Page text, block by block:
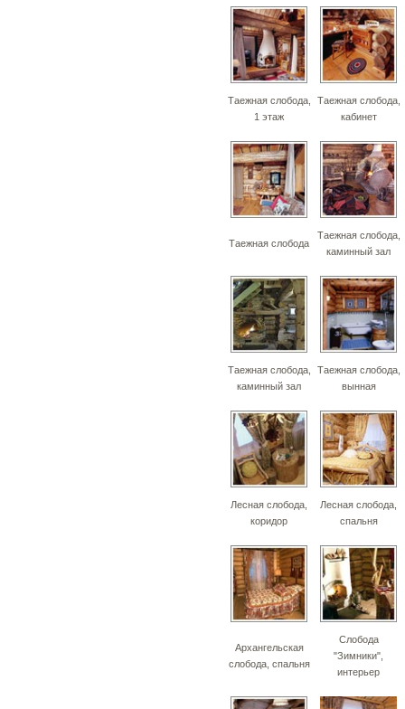
Таежная слобода,
1 этаж
Таежная слобода,
кабинет
Таежная слобода
Таежная слобода,
каминный зал
Таежная слобода,
каминный зал
Таежная слобода,
вынная
Лесная слобода,
коридор
Лесная слобода,
спальня
Архангельская
слобода, спальня
Слобода
"Зимники",
интерьер